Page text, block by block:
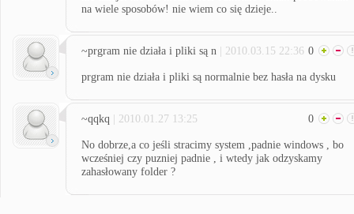
na wiele sposobów! nie wiem co się dzieje..
~prgram nie działa i pliki są n | 2010.03.15 22:36 0
prgram nie działa i pliki są normalnie bez hasła na dysku
~qqkq | 2010.01.27 13:25 0
No dobrze,a co jeśli stracimy system ,padnie windows , bo
wcześniej czy puzniej padnie , i wtedy jak odzyskamy
zahasłowany folder ?